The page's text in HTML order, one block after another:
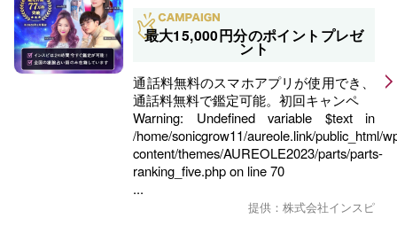
最大15,000円分のポイントプレゼ
ント
通話料無料のスマホアプリが使用でき、
通話料無料で鑑定可能。初回キャンペ
Warning: Undefined variable $text in
/home/sonicgrow11/aureole.link/public_html/
content/themes/AUREOLE2023/parts/parts-
ranking_five.phpon line70
...
提供：株式会社インスピ